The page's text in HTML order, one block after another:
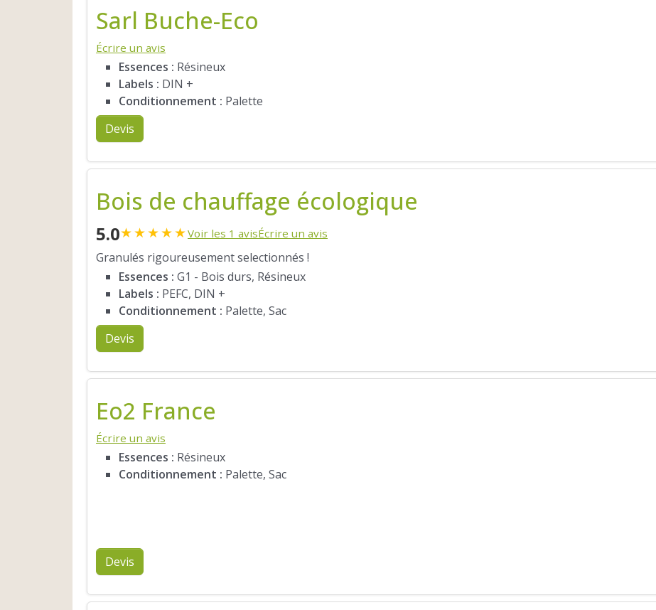
Sarl Buche-Eco
Écrire un avis
Essences : Résineux
Labels : DIN +
Conditionnement : Palette
Devis
Bois de chauffage écologique
5.0★★★★★Voir les 1 avisÉcrire un avis
Granulés rigoureusement selectionnés !
Essences : G1 - Bois durs, Résineux
Labels : PEFC, DIN +
Conditionnement : Palette, Sac
Devis
Eo2 France
Écrire un avis
Essences : Résineux
Conditionnement : Palette, Sac
Devis